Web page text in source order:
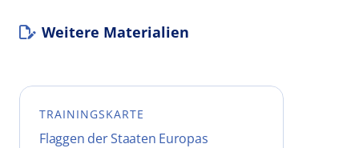
Weitere Materialien
TRAININGSKARTE
Flaggen der Staaten Europas